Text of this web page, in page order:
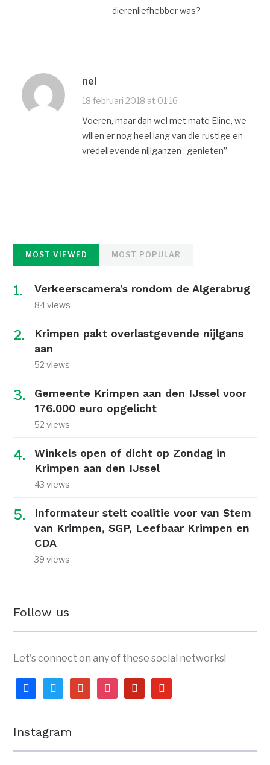
dierenliefhebber was?
nel
18 februari 2018 at 01:16
Voeren, maar dan wel met mate Eline, we
willen er nog heel lang van die rustige en
vredelievende nijlganzen “genieten”
MOST VIEWED MOST POPULAR
Verkeerscamera’s rondom de Algerabrug
84 views
Krimpen pakt overlastgevende nijlgans
aan
52 views
Gemeente Krimpen aan den IJssel voor
176.000 euro opgelicht
52 views
Winkels open of dicht op Zondag in
Krimpen aan den IJssel
43 views
Informateur stelt coalitie voor van Stem
van Krimpen, SGP, Leefbaar Krimpen en
CDA
39 views
Follow us
Let's connect on any of these social networks!
facebooktwitter google instagrampinterestyoutube
Instagram